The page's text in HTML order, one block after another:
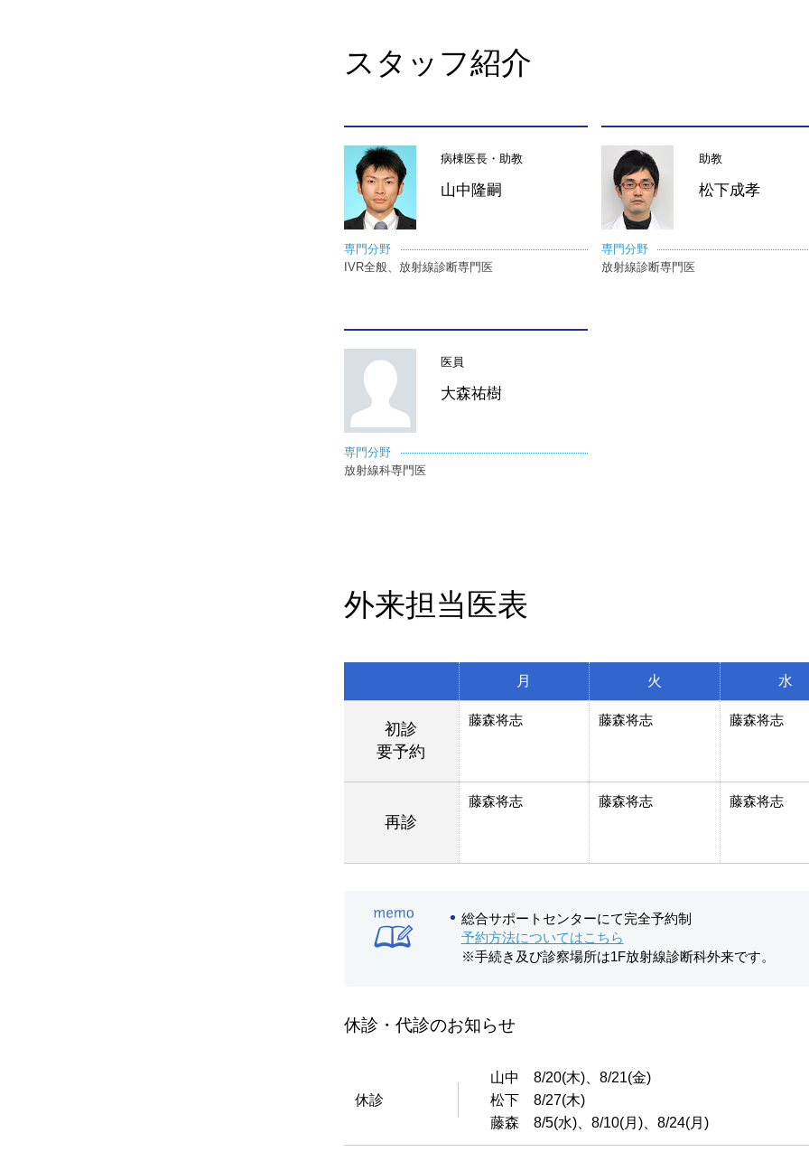
スタッフ紹介
病棟医長・助教
山中隆嗣
専門分野
IVR全般、放射線診断専門医
助教
松下成孝
専門分野
放射線診断専門医
医員
大森祐樹
専門分野
放射線科専門医
外来担当医表
月 火 水
初診
要予約
藤森将志 藤森将志 藤森将志
再診
藤森将志 藤森将志 藤森将志
総合サポートセンターにて完全予約制
予約方法についてはこちら
※手続き及び診察場所は1F放射線診断科外来です。
休診・代診のお知らせ
休診
山中 8/20(木)、8/21(金)
松下 8/27(木)
藤森 8/5(水)、8/10(月)、8/24(月)